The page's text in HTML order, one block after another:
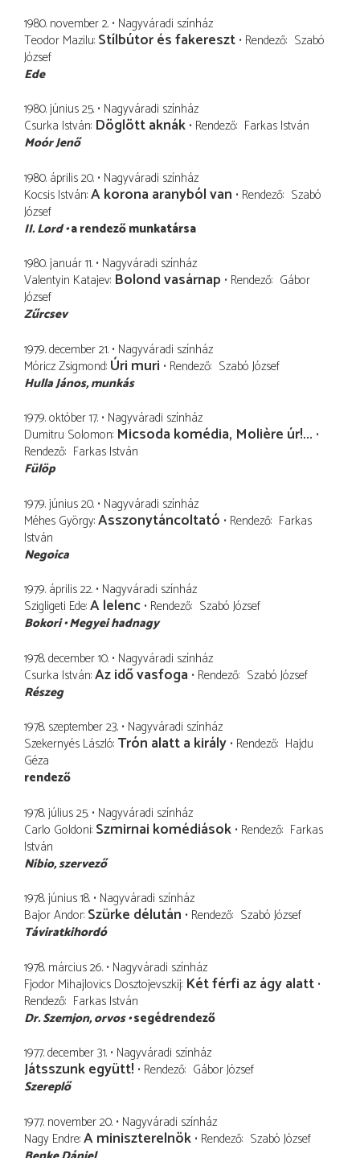
1980. november 2. Nagyváradi színház
Teodor Mazilu Stílbútor és fakereszt Rendező Szabó
József
Ede
1980. június 25. Nagyváradi színház
Csurka István Döglött aknák Rendező Farkas István
Moór Jenő
1980. április 20. Nagyváradi színház
Kocsis István A korona aranyból van Rendező Szabó
József
II. Lord a rendező munkatársa
1980. január 11. Nagyváradi színház
Valentyin Katajev Bolond vasárnap Rendező Gábor
József
Zűrcsev
1979. december 21. Nagyváradi színház
Móricz Zsigmond Úri muri Rendező Szabó József
Hulla János munkás
1979. október 17. Nagyváradi színház
Dumitru Solomon Micsoda komédia, Molière úr!...
Rendező Farkas István
Fülöp
1979. június 20. Nagyváradi színház
Méhes György Asszonytáncoltató Rendező Farkas
István
Negoica
1979. április 22. Nagyváradi színház
Szigligeti Ede A lelenc Rendező Szabó József
Bokori Megyei hadnagy
1978. december 10. Nagyváradi színház
Csurka István Az idő vasfoga Rendező Szabó József
Részeg
1978. szeptember 23. Nagyváradi színház
Szekernyés László Trón alatt a király Rendező Hajdu
Géza
rendező
1978. július 25. Nagyváradi színház
Carlo Goldoni Szmirnai komédiások Rendező Farkas
István
Nibio szervező
1978. június 18. Nagyváradi színház
Bajor Andor Szürke délután Rendező Szabó József
Táviratkihordó
1978. március 26. Nagyváradi színház
Fjodor Mihajlovics Dosztojevszkij Két férfi az ágy alatt
Rendező Farkas István
Dr. Szemjon orvos segédrendező
1977. december 31. Nagyváradi színház
Játsszunk együtt! Rendező Gábor József
Szereplő
1977. november 20. Nagyváradi színház
Nagy Endre A miniszterelnök Rendező Szabó József